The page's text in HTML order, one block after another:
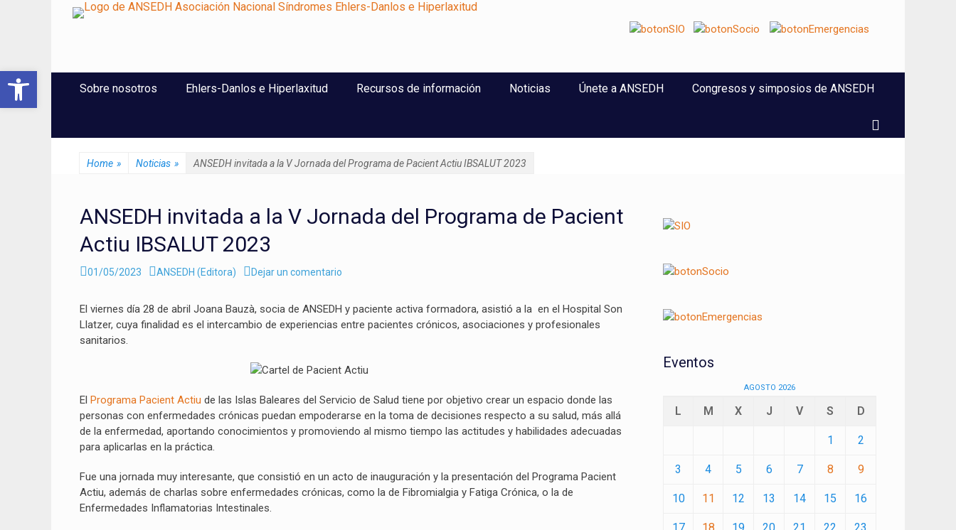
ANSEDH
Asociación Nacional del Síndrome de Ehlers-Danlos e Hiperlaxitud
Menú Principal
Sobre nosotros Ehlers-Danlos e Hiperlaxitud Recursos de información Noticias Únete a ANSEDH Congresos y simposios de ANSEDH
Home » Noticias » ANSEDH invitada a la V Jornada del Programa de Pacient Actiu IBSALUT 2023
ANSEDH invitada a la V Jornada del Programa de Pacient
Actiu IBSALUT 2023
Enviado
01/05/2023 Autor
ANSEDH (Editora) Dejar un comentario
El viernes día 28 de abril Joana Bauzà, socia de ANSEDH y paciente activa formadora, asistió a la en el Hospital Son
Llatzer, cuya finalidad es el intercambio de experiencias entre pacientes crónicos, asociaciones y profesionales
sanitarios.
El Programa Pacient Actiu de las Islas Baleares del Servicio de Salud tiene por objetivo crear un espacio donde las
personas con enfermedades crónicas puedan empoderarse en la toma de decisiones respecto a su salud, más allá
de la enfermedad, aportando conocimientos y promoviendo al mismo tiempo las actitudes y habilidades adecuadas
para aplicarlas en la práctica.
Fue una jornada muy interesante, que consistió en un acto de inauguración y la presentación del Programa Pacient
Actiu, además de charlas sobre enfermedades crónicas, como la de Fibromialgia y Fatiga Crónica, o la de
Enfermedades Inflamatorias Intestinales.
Eventos
AGOSTO 2026
L M X J V S D
1 2
3 4 5 6 7 8 9
10 11 12 13 14 15 16
Abrir barra de herramientas